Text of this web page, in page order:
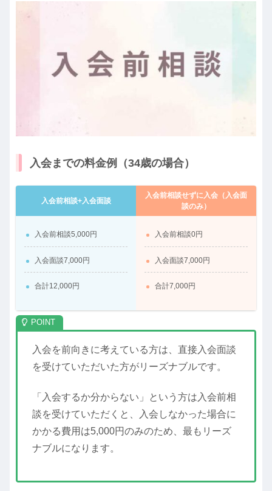
入会までの料金例（34歳の場合）
入会前相談+入会面談
入会前相談5,000円
入会面談7,000円
合計12,000円
入会前相談せずに入会（入会面
談のみ）
入会前相談0円
入会面談7,000円
合計7,000円
入会を前向きに考えている方は、直接入会面談
を受けていただいた方がリーズナブルです。
「入会するか分からない」という方は入会前相
談を受けていただくと、入会しなかった場合に
かかる費用は5,000円のみのため、最もリーズ
ナブルになります。